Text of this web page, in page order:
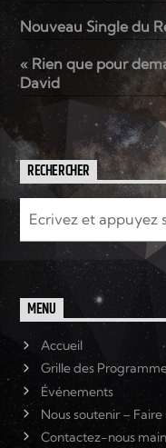
Nouveau Single du
« Rien que pour
David
RECHERCHER
MENU
Accueil
Grille des
Événements
Nous soutenir – Faire
Contactez-nous